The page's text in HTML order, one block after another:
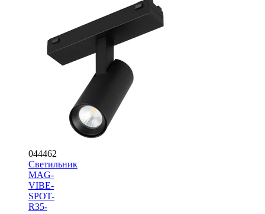
044462
Светильник
MAG-
VIBE-
SPOT-
R35-